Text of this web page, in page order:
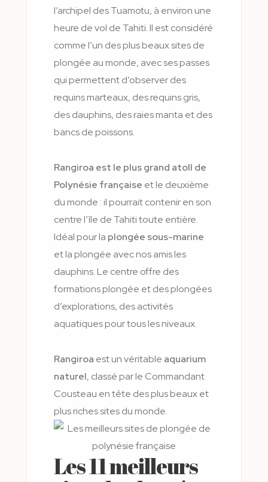
l’archipel des Tuamotu, à environ une
heure de vol de Tahiti. Il est considéré
comme l’un des plus beaux sites de
plongée au monde, avec ses passes
qui permettent d’observer des
requins marteaux, des requins gris,
des dauphins, des raies manta et des
bancs de poissons.
Rangiroa est le plus grand atoll de
Polynésie française et le deuxième
du monde : il pourrait contenir en son
centre l’île de Tahiti toute entière.
Idéal pour la plongée sous-marine
et la plongée avec nos amis les
dauphins. Le centre offre des
formations plongée et des plongées
d’explorations, des activités
aquatiques pour tous les niveaux.
Rangiroa est un véritable aquarium
naturel, classé par le Commandant
Cousteau en tête des plus beaux et
plus riches sites du monde.
Les 11 meilleurs